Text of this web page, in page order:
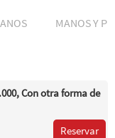
MANOS Y
Con otra forma de
Reservar